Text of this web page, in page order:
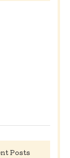
Posts